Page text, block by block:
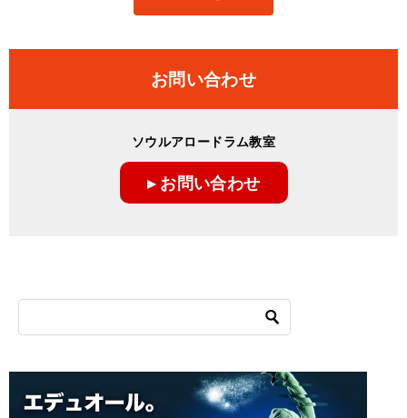
お問い合わせ
ソウルアロードラム教室
▸ お問い合わせ